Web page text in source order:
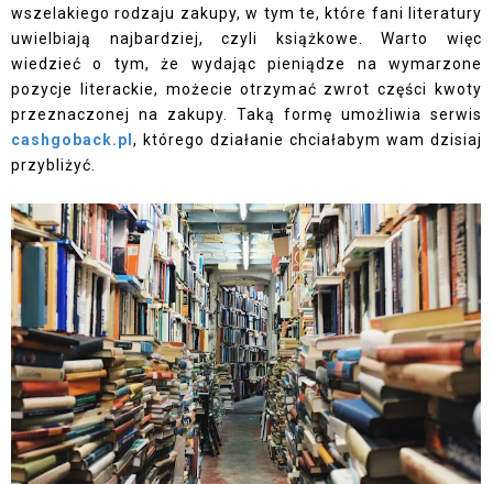
wszelakiego rodzaju zakupy, w tym te, które fani literatury
uwielbiają najbardziej, czyli książkowe. Warto więc
wiedzieć o tym, że wydając pieniądze na wymarzone
pozycje literackie, możecie otrzymać zwrot części kwoty
przeznaczonej na zakupy. Taką formę umożliwia serwis
cashgoback.pl , którego działanie chciałabym wam dzisiaj
przybliżyć.